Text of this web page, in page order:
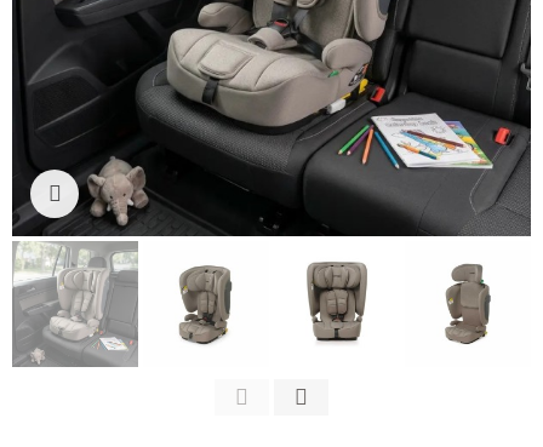
Clicca per ingrandire